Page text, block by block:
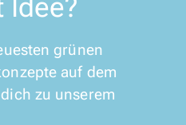
Idee?
grünen
auf dem
zu unserem